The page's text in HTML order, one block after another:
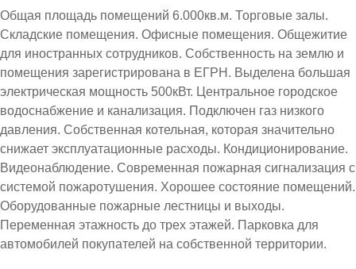
Общая площадь помещений 6.000кв.м. Торговые залы.
Складские помещения. Офисные помещения. Общежитие
для иностранных сотрудников. Собственность на землю и
помещения зарегистрирована в ЕГРН. Выделена большая
электрическая мощность 500кВт. Центральное городское
водоснабжение и канализация. Подключен газ низкого
давления. Собственная котельная, которая значительно
снижает эксплуатационные расходы. Кондиционирование.
Видеонаблюдение. Современная пожарная сигнализация с
системой пожаротушения. Хорошее состояние помещений.
Оборудованные пожарные лестницы и выходы.
Переменная этажность до трех этажей. Парковка для
автомобилей покупателей на собственной территории.